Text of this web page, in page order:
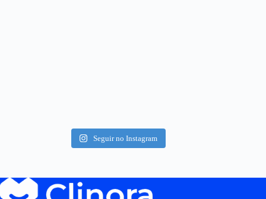
Seguir no Instagram